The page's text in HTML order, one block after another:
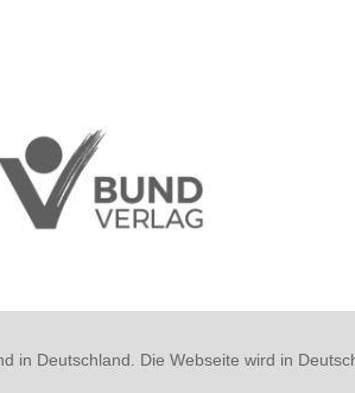
in Deutschland. Die Webseite wird in